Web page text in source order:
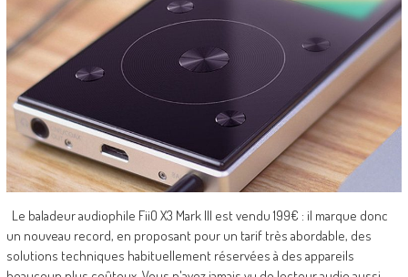
Le baladeur audiophile FiiO X3 Mark III est vendu 199€ : il marque donc
un nouveau record, en proposant pour un tarif très abordable, des
solutions techniques habituellement réservées à des appareils